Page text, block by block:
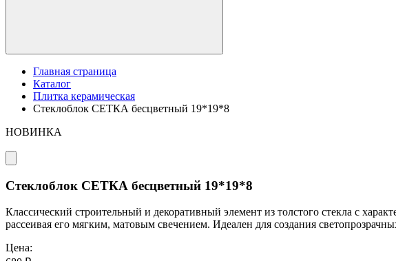
Главная страница
Каталог
Плитка керамическая
Стеклоблок СЕТКА бесцветный 19*19*8
НОВИНКА
Стеклоблок СЕТКА бесцветный 19*19*8
Классический строительный и декоративный элемент из толстого стекла с
рассеивая его мягким, матовым свечением. Идеален для создания
Цена: